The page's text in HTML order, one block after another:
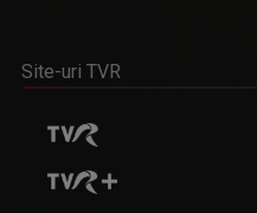
Site-uri TVR